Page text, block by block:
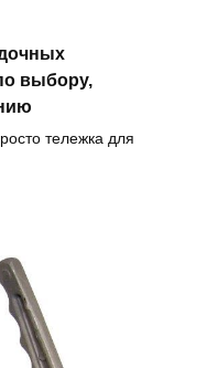
выбору,
тележка для